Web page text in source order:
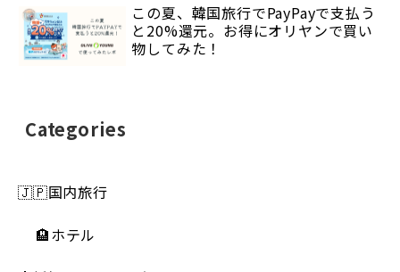
この夏、韓国旅行でPayPayで支払う
と20%還元。お得にオリヤンで買い
物してみた！
Categories
🇯🇵国内旅行
🏨ホテル